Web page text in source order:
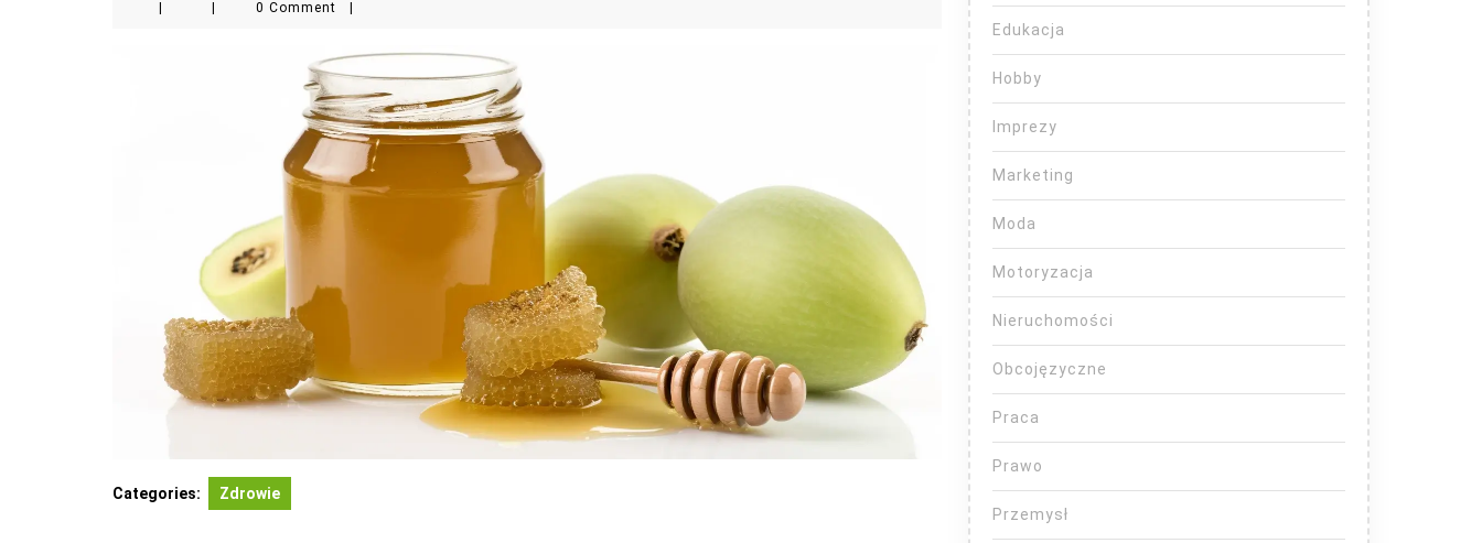
0 Comment
Categories: Zdrowie
Edukacja
Hobby
Imprezy
Marketing
Moda
Motoryzacja
Nieruchomości
Obcojęzyczne
Praca
Prawo
Przemysł